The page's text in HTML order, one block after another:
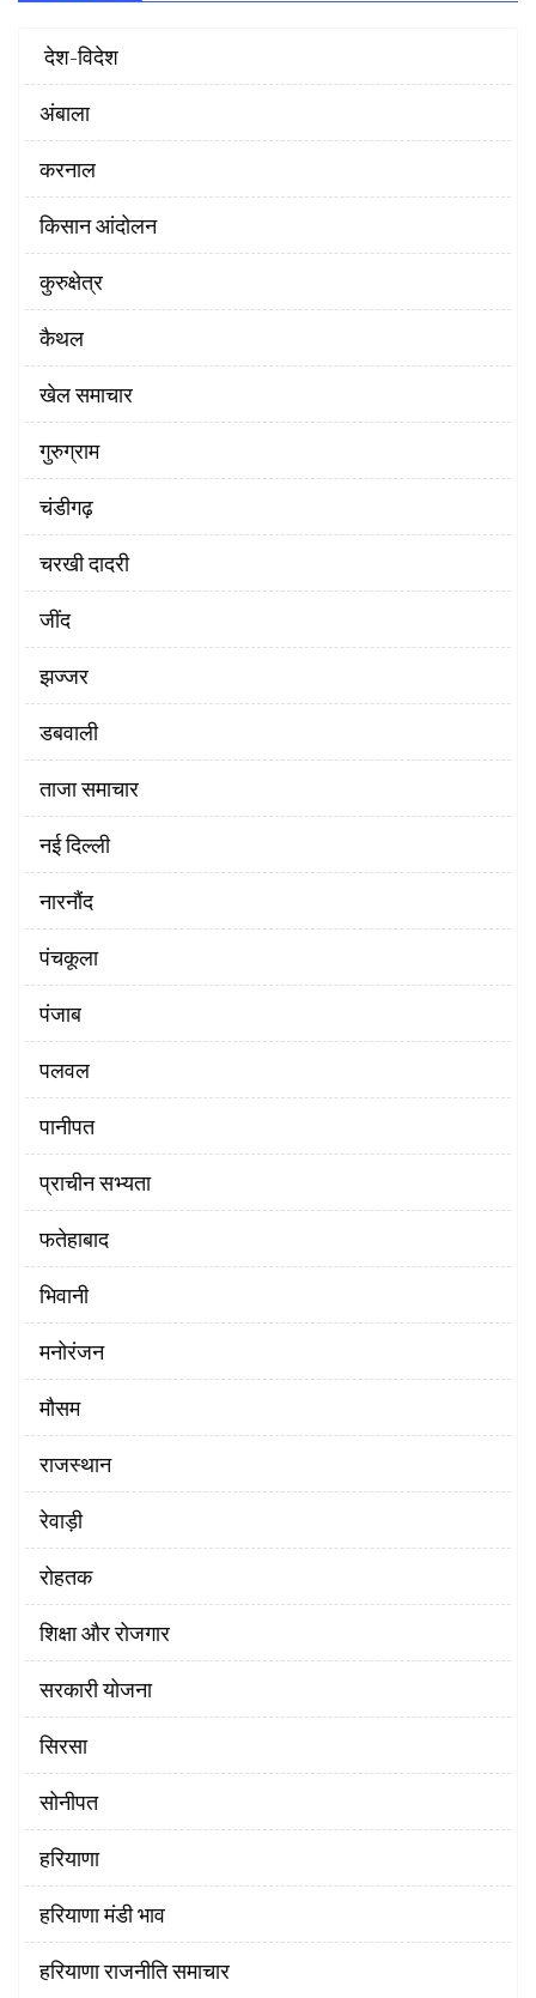
‌ देश-विदेश
अंबाला
करनाल
किसान आंदोलन
कुरुक्षेत्र
कैथल
खेल समाचार
गुरुग्राम
चंडीगढ़
चरखी दादरी
‌जींद
झज्जर
डबवाली
ताजा समाचार
नई दिल्ली
नारनौंद
पंचकूला
पंजाब
पलवल
पानीपत
प्राचीन सभ्यता
फतेहाबाद
भिवानी
मनोरंजन
मौसम
राजस्थान
रेवाड़ी
रोहतक
शिक्षा और रोजगार
सरकारी योजना
सिरसा
सोनीपत
हरियाणा
हरियाणा मंडी भाव
हरियाणा राजनीति समाचार